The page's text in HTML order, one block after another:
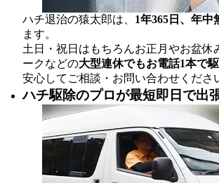
ハチ退治の猿太郎は、 1年365日、年中
ます。
土日・祝日はもちろんお正月やお盆休
ークなどの大型連休でもお電話1本で
安心してご相談・お問い合わせくださ
ハチ駆除のプロが最短即日で出